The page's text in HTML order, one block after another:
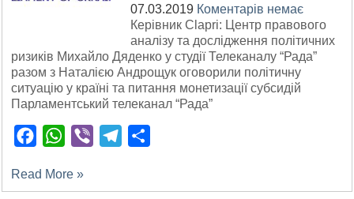
07.03.2019 Коментарів немає
Керівник Clapri: Центр правового
аналізу та дослідження політичних
ризиків Михайло Дяденко у студії Телеканалу “Рада”
разом з Наталією Андрощук оговорили політичну
ситуацію у країні та питання монетизації субсидій
Парламентський телеканал “Рада”
FacebookWhatsApp
Viber Telegram
Read More »